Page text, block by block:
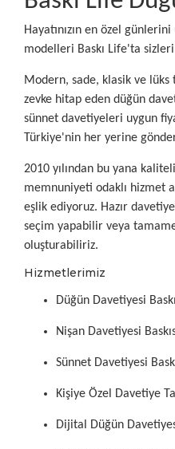
Hayatınızın en özel
modelleri Baskı Life'ta
Modern, sade, klasik ve
zevke hitap eden düğün
sünnet davetiyeleri uygun
Türkiye'nin her yerine
2010 yılından bu yana
memnuniyeti odaklı hizmet
eşlik ediyoruz. Hazır
seçim yapabilir veya
oluşturabiliriz.
Hizmetlerimiz
Düğün Davetiyesi
Nişan Davetiyesi
Sünnet Davetiyesi
Kişiye Özel Davetiye
Dijital Düğün